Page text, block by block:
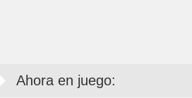
Ahora en juego: